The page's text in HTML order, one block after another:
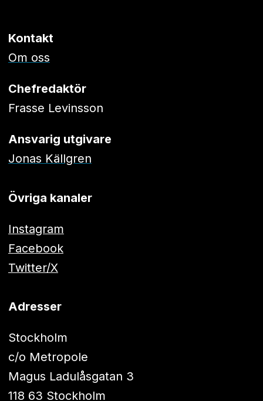
Kontakt
Om oss
Chefredaktör
Frasse Levinsson
Ansvarig utgivare
Jonas Källgren
Övriga kanaler
Instagram
Facebook
Twitter/X
Adresser
Stockholm
c/o Metropole
Magus Ladulåsgatan 3
118 63 Stockholm